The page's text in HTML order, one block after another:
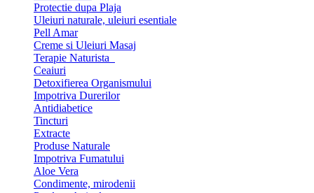
Protectie dupa Plaja
Uleiuri naturale, uleiuri esentiale
Pell Amar
Creme si Uleiuri Masaj
Terapie Naturista
Ceaiuri
Detoxifierea Organismului
Impotriva Durerilor
Antidiabetice
Tincturi
Extracte
Produse Naturale
Impotriva Fumatului
Aloe Vera
Condimente, mirodenii